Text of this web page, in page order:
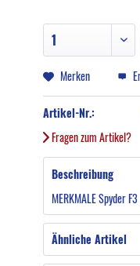
Merken
Artikel-Nr.:
Fragen zum Artikel?
Beschreibung
MERKMALE Spyder
Ähnliche Artikel